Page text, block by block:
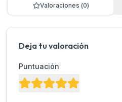
Valoraciones (0)
Deja tu valoración
Puntuación